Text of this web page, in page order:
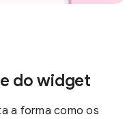
do widget
a forma como os